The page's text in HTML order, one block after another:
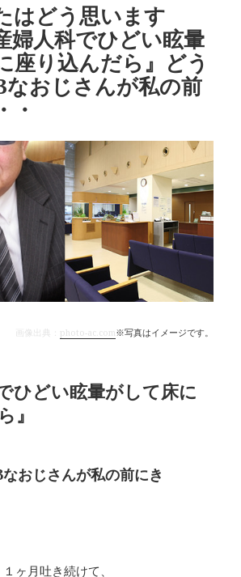
はどう思います
婦人科でひどい眩暈
座り込んだら』どう
なおじさんが私の前
・
画像出典： photo-ac.com※写真はイメージです。
ひどい眩暈がして床に
』
おじさんが私の前にき
ヶ月吐き続けて、